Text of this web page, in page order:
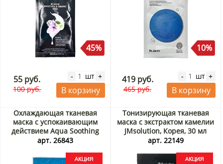
45%
55 руб.
100 руб.
- шт +
В корзину
10%
419 руб.
465 руб.
- шт +
В корзину
Охлаждающая тканевая
маска с успокаивающим
действием Aqua Soothing
Cream Mask Real Barrier,
арт. 26843
Тонизирующая тканевая
маска с экстрактом камелии
JMsolution, Корея, 30 мл
Акция
арт. 22149